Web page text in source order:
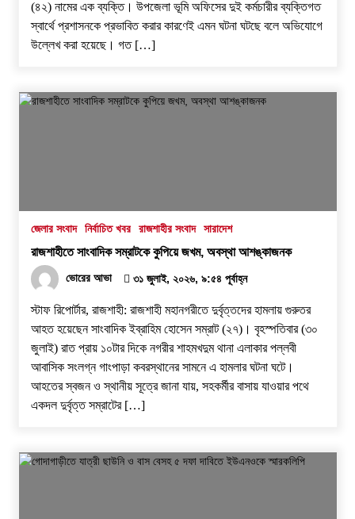
(৪২) নামের এক ব্যক্তি। উপজেলা ভূমি অফিসের দুই কর্মচারীর ব্যক্তিগত
স্বার্থে প্রশাসনকে প্রভাবিত করার কারণেই এমন ঘটনা ঘটছে বলে অভিযোগে
উল্লেখ করা হয়েছে। ​গত […]
জেলার সংবাদ নির্বাচিত খবর রাজশাহীর সংবাদ সারাদেশ
রাজশাহীতে সাংবাদিক সম্রাটকে কুপিয়ে জখম, অবস্থা আশঙ্কাজনক
ভোরের আভা ৩১ জুলাই, ২০২৬, ৯:৫৪ পূর্বাহ্ন
স্টাফ রিপোর্টার, রাজশাহী: রাজশাহী মহানগরীতে দুর্বৃত্তদের হামলায় গুরুতর
আহত হয়েছেন সাংবাদিক ইব্রাহিম হোসেন সম্রাট (২৭)। বৃহস্পতিবার (৩০
জুলাই) রাত প্রায় ১০টার দিকে নগরীর শাহমখদুম থানা এলাকার পল্লবী
আবাসিক সংলগ্ন গাংপাড়া কবরস্থানের সামনে এ হামলার ঘটনা ঘটে।
আহতের স্বজন ও স্থানীয় সূত্রে জানা যায়, সহকর্মীর বাসায় যাওয়ার পথে
একদল দুর্বৃত্ত সম্রাটের […]